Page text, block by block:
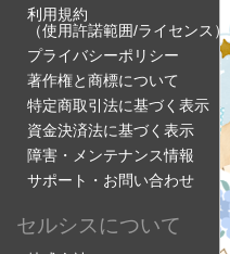
利用規約
（使用許諾範囲/ライセンス）
プライバシーポリシー
著作権と商標について
特定商取引法に基づく表示
資金決済法に基づく表示
障害・メンテナンス情報
サポート・お問い合わせ
セルシスについて